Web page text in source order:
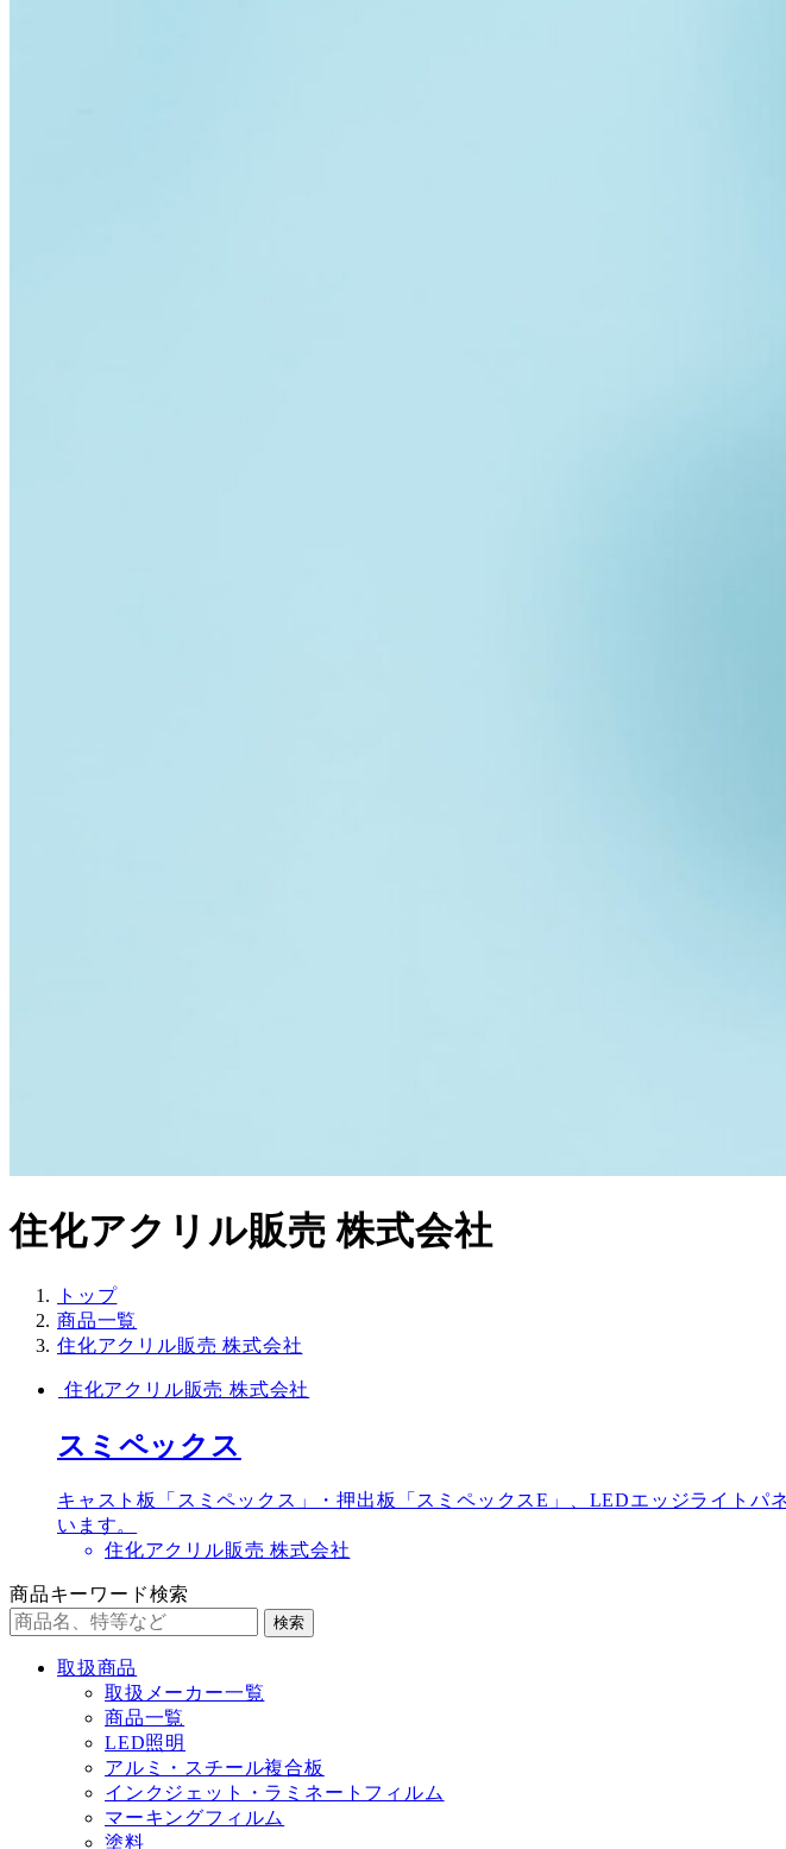
住化アクリル販売 株式会社
トップ
商品一覧
住化アクリル販売 株式会社
住化アクリル販売 株式会社
スミペックス
キャスト板「スミペックス」・押出板「スミペックスE」、LEDエッジライト
います。
住化アクリル販売 株式会社
商品キーワード検索
検索
取扱商品
取扱メーカー一覧
商品一覧
LED照明
アルミ・スチール複合板
インクジェット・ラミネートフィルム
マーキングフィルム
塗料